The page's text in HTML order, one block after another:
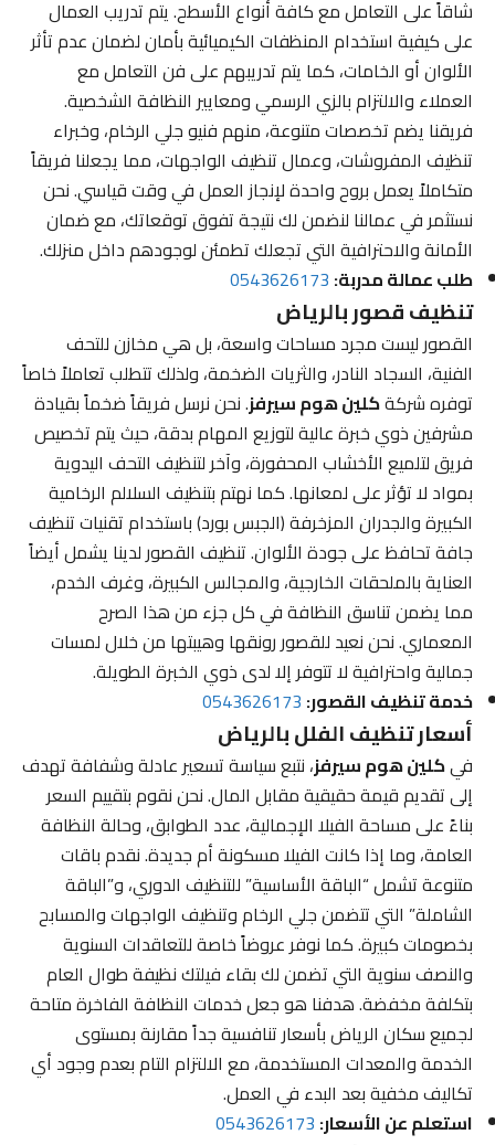
شاقاً على التعامل مع كافة أنواع الأسطح. يتم تدريب العمال
على كيفية استخدام المنظفات الكيميائية بأمان لضمان عدم تأثر
الألوان أو الخامات، كما يتم تدريبهم على فن التعامل مع
العملاء والالتزام بالزي الرسمي ومعايير النظافة الشخصية.
فريقنا يضم تخصصات متنوعة، منهم فنيو جلي الرخام، وخبراء
تنظيف المفروشات، وعمال تنظيف الواجهات، مما يجعلنا فريقاً
متكاملاً يعمل بروح واحدة لإنجاز العمل في وقت قياسي. نحن
نستثمر في عمالنا لنضمن لك نتيجة تفوق توقعاتك، مع ضمان
الأمانة والاحترافية التي تجعلك تطمئن لوجودهم داخل منزلك.
طلب عمالة مدربة:0543626173
تنظيف قصور بالرياض
القصور ليست مجرد مساحات واسعة، بل هي مخازن للتحف
الفنية، السجاد النادر، والثريات الضخمة، ولذلك تتطلب تعاملاً خاصاً
توفره شركةكلين هوم سيرفز. نحن نرسل فريقاً ضخماً بقيادة
مشرفين ذوي خبرة عالية لتوزيع المهام بدقة، حيث يتم تخصيص
فريق لتلميع الأخشاب المحفورة، وآخر لتنظيف التحف اليدوية
بمواد لا تؤثر على لمعانها. كما نهتم بتنظيف السلالم الرخامية
الكبيرة والجدران المزخرفة (الجبس بورد) باستخدام تقنيات تنظيف
جافة تحافظ على جودة الألوان. تنظيف القصور لدينا يشمل أيضاً
العناية بالملحقات الخارجية، والمجالس الكبيرة، وغرف الخدم،
مما يضمن تناسق النظافة في كل جزء من هذا الصرح
المعماري. نحن نعيد للقصور رونقها وهيبتها من خلال لمسات
جمالية واحترافية لا تتوفر إلا لدى ذوي الخبرة الطويلة.
خدمة تنظيف القصور:0543626173
أسعار تنظيف الفلل بالرياض
فيكلين هوم سيرفز، نتبع سياسة تسعير عادلة وشفافة تهدف
إلى تقديم قيمة حقيقية مقابل المال. نحن نقوم بتقييم السعر
بناءً على مساحة الفيلا الإجمالية، عدد الطوابق، وحالة النظافة
العامة، وما إذا كانت الفيلا مسكونة أم جديدة. نقدم باقات
متنوعة تشمل “الباقة الأساسية” للتنظيف الدوري، و”الباقة
الشاملة” التي تتضمن جلي الرخام وتنظيف الواجهات والمسابح
بخصومات كبيرة. كما نوفر عروضاً خاصة للتعاقدات السنوية
والنصف سنوية التي تضمن لك بقاء فيلتك نظيفة طوال العام
بتكلفة مخفضة. هدفنا هو جعل خدمات النظافة الفاخرة متاحة
لجميع سكان الرياض بأسعار تنافسية جداً مقارنة بمستوى
الخدمة والمعدات المستخدمة، مع الالتزام التام بعدم وجود أي
تكاليف مخفية بعد البدء في العمل.
استعلم عن الأسعار:0543626173